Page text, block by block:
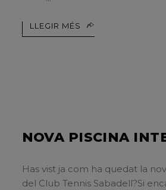
LLEGIR MÉS
NOVA PISCINA
Has vist ja com ha quedat la
del Club Tennis Sabadell?Si